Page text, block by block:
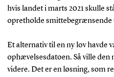
hvis landet i marts 2021 skulle
opretholde smittebegrænsende
Et alternativ til en ny lov havde
ophævelsesdatoen. Så ville
videre. Det er en løsning, som